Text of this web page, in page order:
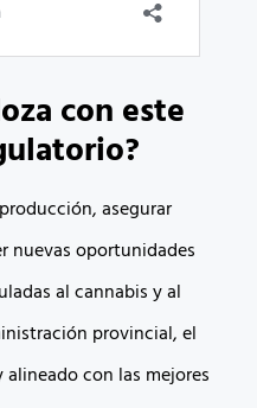
con este
asegurar
nuevas oportunidades
al cannabis y al
provincial, el
con las mejores